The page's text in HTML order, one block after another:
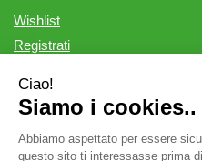
Wishlist
Registrati
Contatti